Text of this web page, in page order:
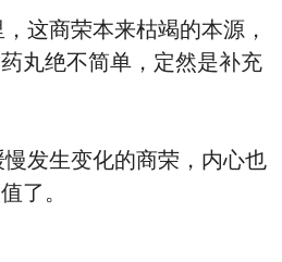
这商荣本来枯竭的本源，
丸绝不简单，定然是补充
发生变化的商荣，内心也
了。